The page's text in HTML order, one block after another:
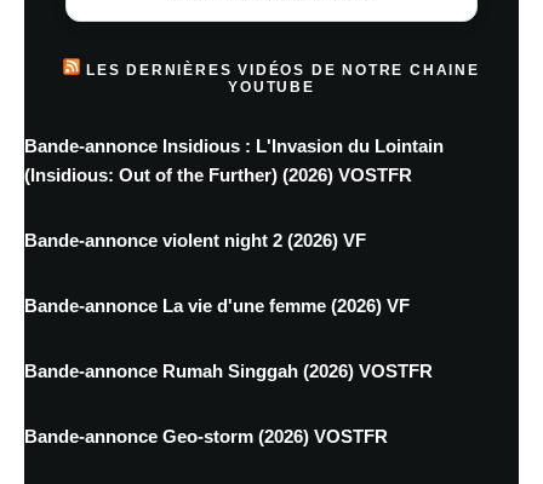
LES DERNIÈRES VIDÉOS DE NOTRE CHAINE
YOUTUBE
Bande-annonce Insidious : L'Invasion du Lointain
(Insidious: Out of the Further) (2026) VOSTFR
Bande-annonce violent night 2 (2026) VF
Bande-annonce La vie d'une femme (2026) VF
Bande-annonce Rumah Singgah (2026) VOSTFR
Bande-annonce Geo-storm (2026) VOSTFR